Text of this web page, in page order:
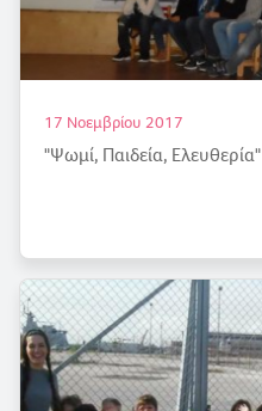
17 Νοεμβρίου 2017
"Ψωμί, Παιδεία, Ελευθερία"